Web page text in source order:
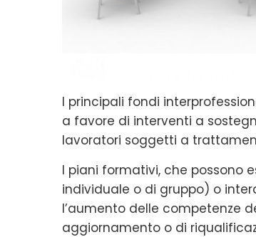
I principali fondi
a favore di interventi a
lavoratori soggetti a
I piani formativi, che possono
individuale o di gruppo) o
l’aumento delle competenze
aggiornamento o di